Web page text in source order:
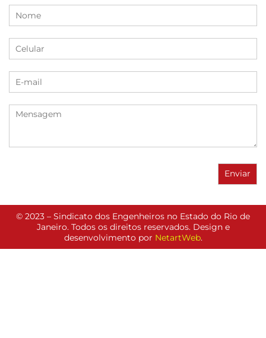
© 2023 – Sindicato dos Engenheiros no Estado do Rio de
Janeiro. Todos os direitos reservados. Design e
desenvolvimento por NetartWeb.